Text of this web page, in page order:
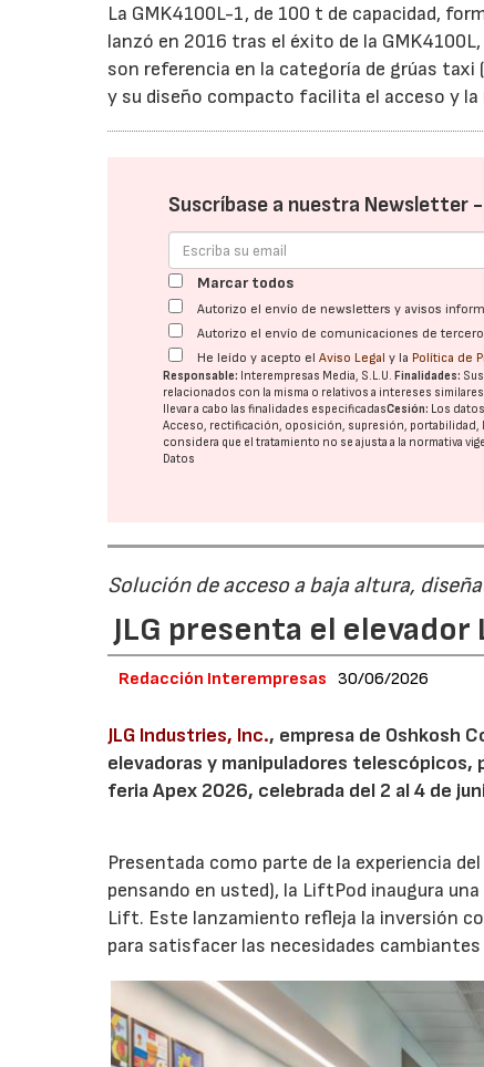
La GMK4100L-1, de 100 t de capacidad,
lanzó en 2016 tras el éxito de la
son referencia en la categoría de grúas
y su diseño compacto facilita el acceso y
Suscríbase a nuestra Newsletter -
Marcar todos
Autorizo el envío de newsletters y avisos
Autorizo el envío de comunicaciones de
He leído y acepto elAviso Legal y la Política de
Responsable: Interempresas Media, S.L.U. Finalidades:
relacionados con la misma o relativos a intereses
llevar a cabo las finalidades especificadasCesión: Los
Acceso, rectificación, oposición, supresión,
considera que el tratamiento no se ajusta a la normativa
Datos
Solución de acceso a baja altura,
JLG presenta el
Redacción Interempresas 30/06/2026
JLG Industries, Inc., empresa de Oshkosh
elevadoras y manipuladores telescópicos,
feria Apex 2026, celebrada del 2 al 4 de
Presentada como parte de la experiencia
pensando en usted), la LiftPod inaugura
Lift. Este lanzamiento refleja la inversión
para satisfacer las necesidades